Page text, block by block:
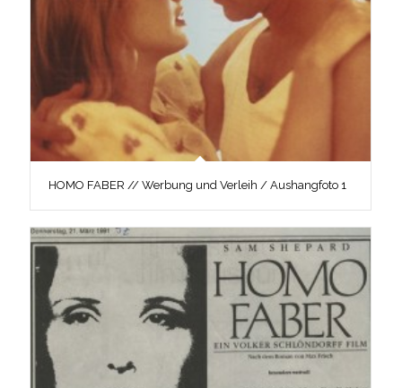
HOMO FABER // Werbung und Verleih / Aushangfoto 1